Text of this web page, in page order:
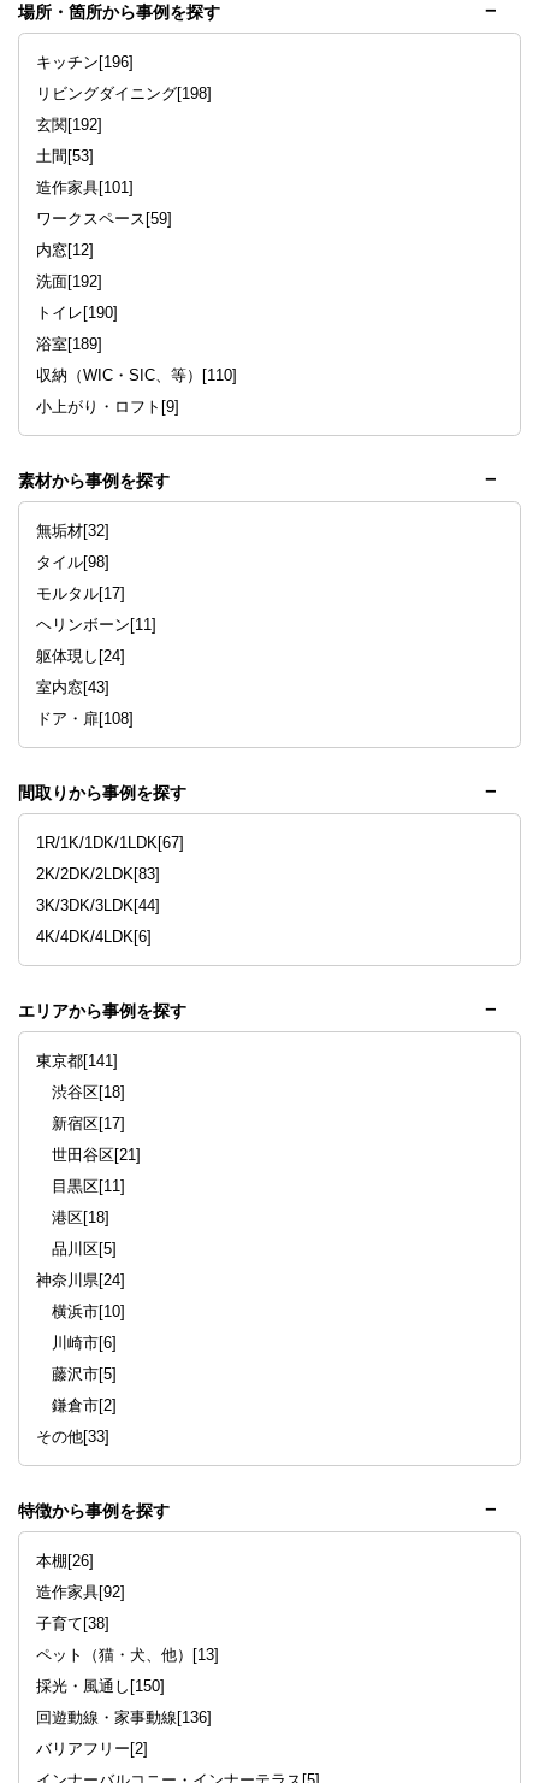
場所・箇所から事例を探す
キッチン[196]
リビングダイニング[198]
玄関[192]
土間[53]
造作家具[101]
ワークスペース[59]
内窓[12]
洗面[192]
トイレ[190]
浴室[189]
収納（WIC・SIC、等）[110]
小上がり・ロフト[9]
素材から事例を探す
無垢材[32]
タイル[98]
モルタル[17]
ヘリンボーン[11]
躯体現し[24]
室内窓[43]
ドア・扉[108]
間取りから事例を探す
1R/1K/1DK/1LDK[67]
2K/2DK/2LDK[83]
3K/3DK/3LDK[44]
4K/4DK/4LDK[6]
エリアから事例を探す
東京都[141]
渋谷区[18]
新宿区[17]
世田谷区[21]
目黒区[11]
港区[18]
品川区[5]
神奈川県[24]
横浜市[10]
川崎市[6]
藤沢市[5]
鎌倉市[2]
その他[33]
特徴から事例を探す
本棚[26]
造作家具[92]
子育て[38]
ペット（猫・犬、他）[13]
採光・風通し[150]
回遊動線・家事動線[136]
バリアフリー[2]